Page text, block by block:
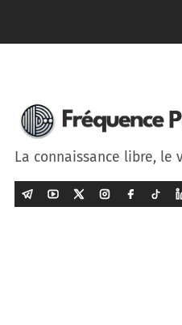
La connaissance libre, le